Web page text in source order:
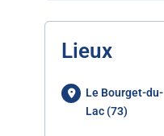
Lieux
Le Bourget-du-
Lac (73)